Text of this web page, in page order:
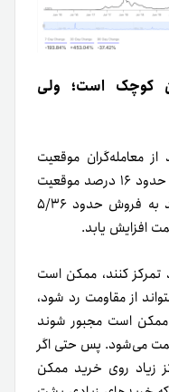
کوچک است؛ ولی
حدود ۸۴ درصد از معامله‌گران موقعیت
خرید (لانگ) برای اتریوم دارند و فقط حدود ۱۶ درصد موقعیت
فروش (شورت) باز است. نسبت خرید به فروش حدود ۵/۳۶
افزایش یابد.
کنند، ممکن است
از مقاومت رد شود،
ممکن است مجبور شوند
می‌شود. پس حتی اگر
زیاد روی خرید ممکن